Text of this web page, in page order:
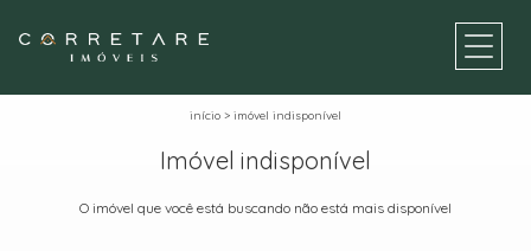
início > imóvel indisponível
Imóvel indisponível
O imóvel que você está buscando não está mais disponível